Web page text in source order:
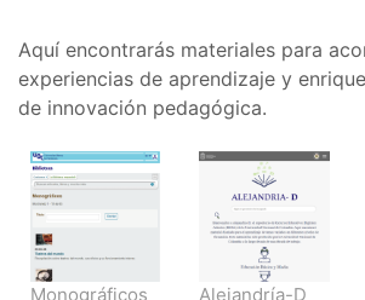
Aquí encontrarás materiales para
experiencias de aprendizaje y
de innovación pedagógica.
Monográficos Alejandría-D